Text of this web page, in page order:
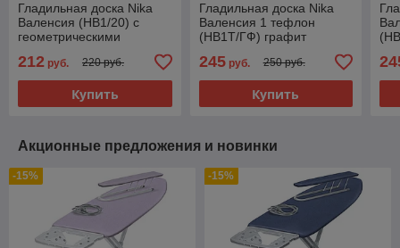
Гладильная доска Nika
Валенсия (НВ1/20) с
геометрическими
212 руб. 220 руб.
Купить
Гладильная доска Nika
Валенсия 1 тефлон
(НВ1Т/ГФ) графит
245руб. 250 руб.
Купить
Акционные предложения и новинки
-15% -15%